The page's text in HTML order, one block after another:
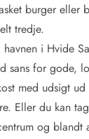
burger eller
tredje.
i Hvide
sans for gode,
med udsigt
Eller du kan
og blandt